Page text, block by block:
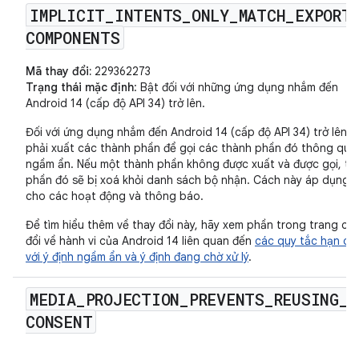
IMPLICIT INTENTS ONLY_ MATCH
COMPONENTS
Mã thay đổi: 229362273
Trạng thái mặc định: Bật đối với những ứng dụng nhắm đến
Android 14 (cấp độ API 34) trở lên.
Đối với ứng dụng nhắm đến Android 14 (cấp độ API 34) trở lên,
phải xuất các thành phần để gọi các thành phần đó thông qua
ngầm ẩn. Nếu một thành phần không được xuất và được gọi,
phần đó sẽ bị xoá khỏi danh sách bộ nhận. Cách này áp dụng
cho các hoạt động và thông báo.
Để tìm hiểu thêm về thay đổi này, hãy xem phần trong trang
đổi về hành vi của Android 14 liên quan đến các quy tắc hạn
với ý định ngầm ẩn và ý định đang chờ xử lý.
MEDIA_ PROJECTION PREVENTS REUSING
CONSENT